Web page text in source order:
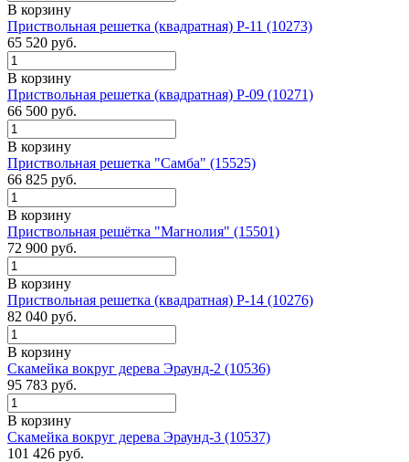
В корзину
Приствольная решетка (квадратная) Р-11 (10273)
65 520 руб.
В корзину
Приствольная решетка (квадратная) Р-09 (10271)
66 500 руб.
В корзину
Приствольная решетка "Самба" (15525)
66 825 руб.
В корзину
Приствольная решётка "Магнолия" (15501)
72 900 руб.
В корзину
Приствольная решетка (квадратная) Р-14 (10276)
82 040 руб.
В корзину
Скамейка вокруг дерева Эраунд-2 (10536)
95 783 руб.
В корзину
Скамейка вокруг дерева Эраунд-3 (10537)
101 426 руб.